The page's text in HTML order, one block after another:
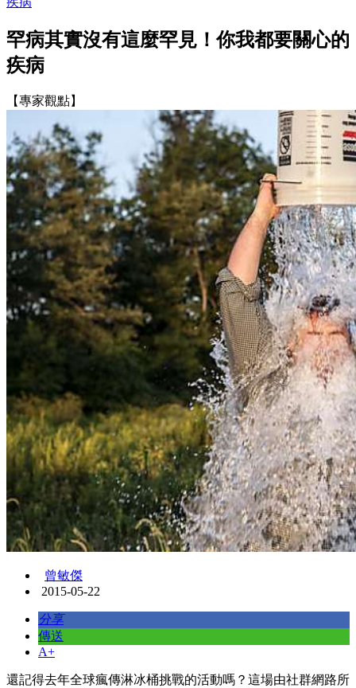
罕病其實沒有這麼罕見！你我都要關心的
疾病
【專家觀點】
曾敏傑
2015-05-22
分享
傳送
A+
還記得去年全球瘋傳淋冰桶挑戰的活動嗎？這場由社群網路所